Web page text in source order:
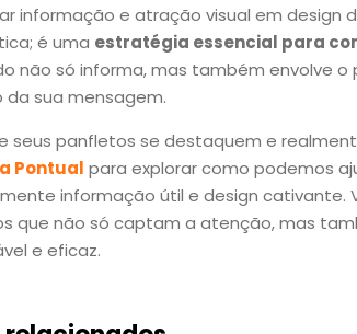
informação e atração visual em design
é uma estratégia essencial para
não só informa, mas também envolve o
sua mensagem.
seus panfletos se destaquem e
Pontual para explorar como podemos
informação útil e design cativante.
que não só captam a atenção, mas
e eficaz.